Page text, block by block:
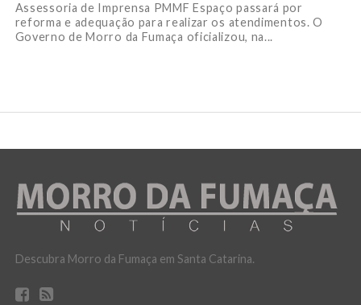
Assessoria de Imprensa PMMF Espaço passará por
reforma e adequação para realizar os atendimentos. O
Governo de Morro da Fumaça oficializou, na...
Descubra Morro da Fumaça em Santa Catarina.